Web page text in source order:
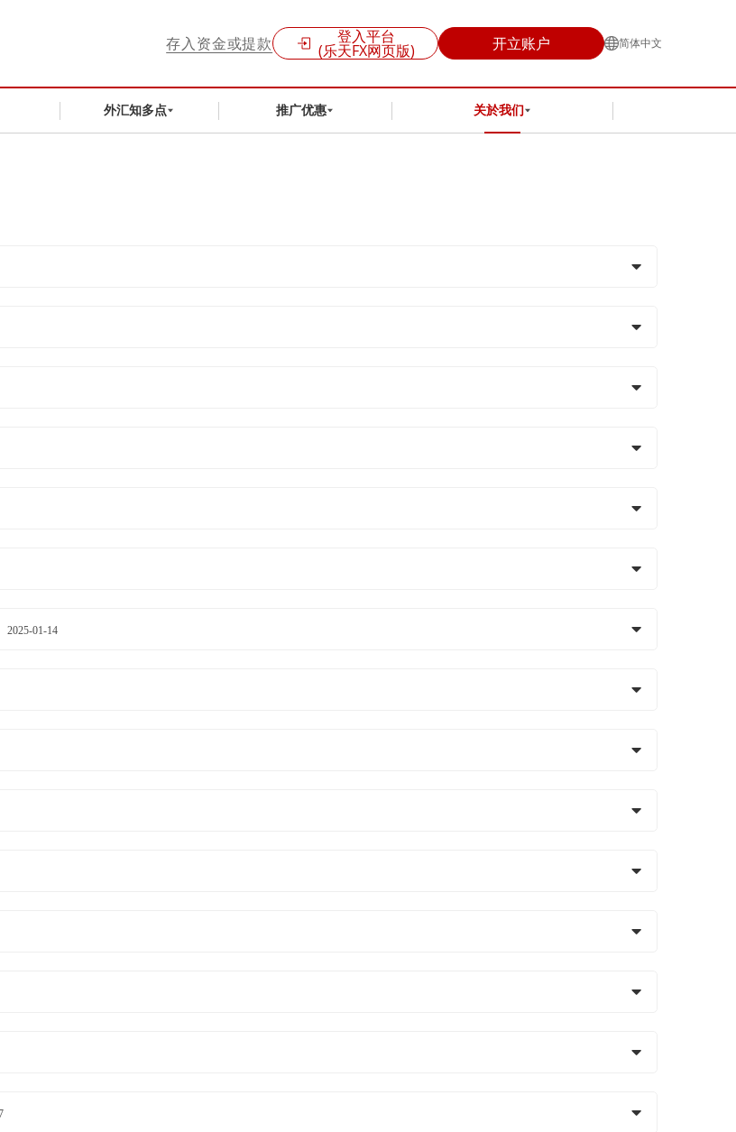
存入资金或提款 登入平台
(乐天FX网页版) 开立账户 简体中文
外汇知多点 推广优惠 关於我们
2025-01-14